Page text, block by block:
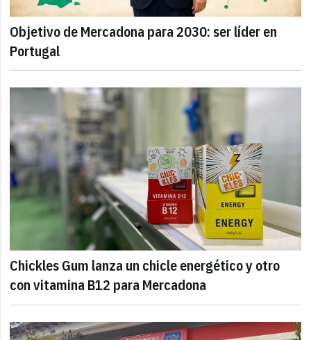
Objetivo de Mercadona para 2030: ser líder en
Portugal
Chickles Gum lanza un chicle energético y otro
con vitamina B12 para Mercadona